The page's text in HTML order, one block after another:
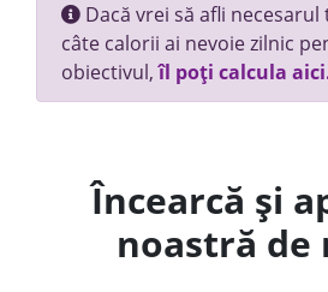
Dacă vrei să afli
câte calorii ai nevoie zilnic
obiectivul,îl poți calcula
Încearcă și
noastră de